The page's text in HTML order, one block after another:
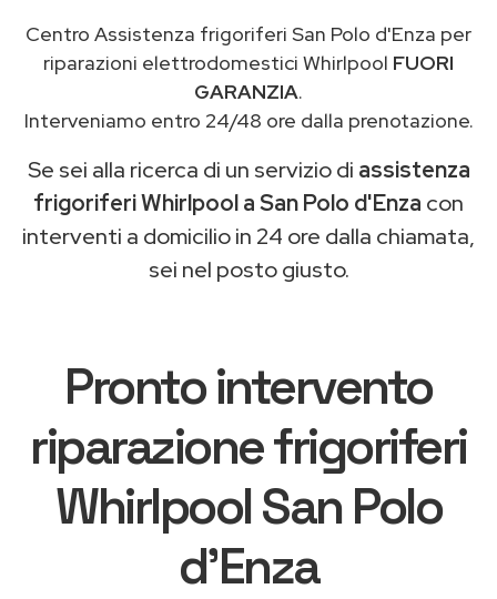
Centro Assistenza frigoriferi San Polo d'Enza per
riparazioni elettrodomestici Whirlpool FUORI
GARANZIA.
Interveniamo entro 24/48 ore dalla prenotazione.
Se sei alla ricerca di un servizio di assistenza
frigoriferi Whirlpool a San Polo d'Enza con
interventi a domicilio in 24 ore dalla chiamata,
sei nel posto giusto.
Pronto intervento
riparazione frigoriferi
Whirlpool San Polo
d'Enza